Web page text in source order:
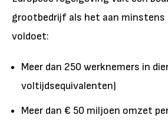
grootbedrijf als het aan minstens
voldoet:
Meer dan 250 werknemers in
voltijdsequivalenten)
Meer dan € 50 miljoen omzet